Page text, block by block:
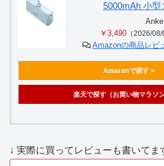
5000mAh 小型
￥3,490（2026/08/
Amazonの商品レビ
Amazonで探す >
楽天で探す（お買い物マラソ
↓ 実際に買ってレビューも書いてま